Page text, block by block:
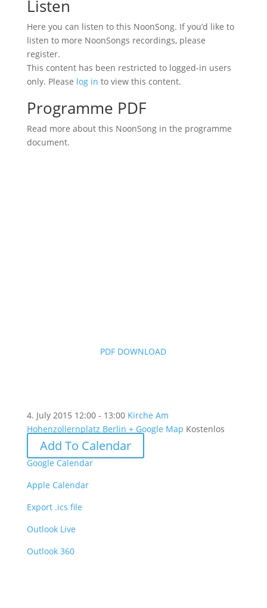
Listen
Here you can listen to this NoonSong. If you’d like to
listen to more NoonSongs recordings, please
register.
This content has been restricted to logged-in users
only. Please log in to view this content.
Programme PDF
Read more about this NoonSong in the programme
document.
PDF DOWNLOAD
4. July 2015 12:00 - 13:00 Kirche Am
Hohenzollernplatz Berlin + Google Map Kostenlos
Add To Calendar
Google Calendar
Apple Calendar
Export .ics file
Outlook Live
Outlook 360